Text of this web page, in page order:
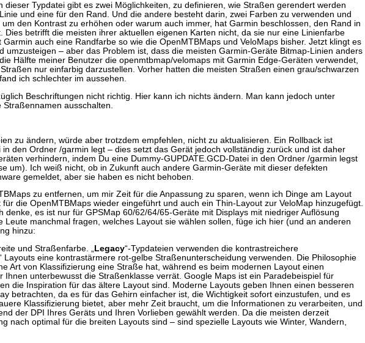
Typdatei gibt es zwei Möglichkeiten, zu definieren, wie Straßen gerendert werden
und eine für den Rand. Und die andere besteht darin, zwei Farben zu verwenden und
den Kontrast zu erhöhen oder warum auch immer, hat Garmin beschlossen, den Rand in
betrifft die meisten ihrer aktuellen eigenen Karten nicht, da sie nur eine Linienfarbe
auch eine Randfarbe so wie die OpenMTBMaps und VeloMaps bisher. Jetzt klingt es
– aber das Problem ist, dass die meisten Garmin-Geräte Bitmap-Linien anders
Hälfte meiner Benutzer die openmtbmap/velomaps mit Garmin Edge-Geräten verwendet,
nur einfarbig darzustellen. Vorher hatten die meisten Straßen einen grau/schwarzen
ich schlechter im aussehen.
Beschriftungen nicht richtig. Hier kann ich nichts ändern. Man kann jedoch unter
ausschalten.
zu ändern, würde aber trotzdem empfehlen, nicht zu aktualisieren. Ein Rollback ist
den Ordner /garmin legt – dies setzt das Gerät jedoch vollständig zurück und ist daher
verhindern, indem Du eine Dummy-GUPDATE.GCD-Datei in den Ordner /garmin legst
um). Ich weiß nicht, ob in Zukunft auch andere Garmin-Geräte mit dieser defekten
gemeldet, aber sie haben es nicht behoben.
zu entfernen, um mir Zeit für die Anpassung zu sparen, wenn ich Dinge am Layout
die OpenMTBMaps wieder eingeführt und auch ein Thin-Layout zur VeloMap hinzugefügt.
es ist nur für GPSMap 60/62/64/65-Geräte mit Displays mit niedriger Auflösung
manchmal fragen, welches Layout sie wählen sollen, füge ich hier (und an anderen
hinzu:
und Straßenfarbe. „ Legacy“-Typdateien verwenden die kontrastreichere
Layouts eine kontrastärmere rot-gelbe Straßenunterscheidung verwenden. Die Philosophie
Art von Klassifizierung eine Straße hat, während es beim modernen Layout einen
unterbewusst die Straßenklasse verrät. Google Maps ist ein Paradebeispiel für
die Inspiration für das ältere Layout sind. Moderne Layouts geben Ihnen einen besseren
betrachten, da es für das Gehirn einfacher ist, die Wichtigkeit sofort einzustufen, und es
Klassifizierung bietet, aber mehr Zeit braucht, um die Informationen zu verarbeiten, und
der DPI Ihres Geräts und Ihren Vorlieben gewählt werden. Da die meisten derzeit
nach optimal für die breiten Layouts sind – sind spezielle Layouts wie Winter, Wandern,